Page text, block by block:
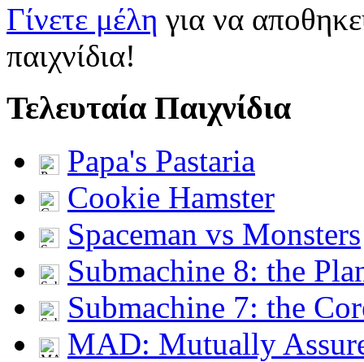
Γίνετε μέλη για να
παιχνίδια!
Τελευταία Παιχνίδια
Papa's Pastaria
Cookie Hamster
Spaceman vs Monsters
Submachine 8: the
Submachine 7: the
MAD: Mutually